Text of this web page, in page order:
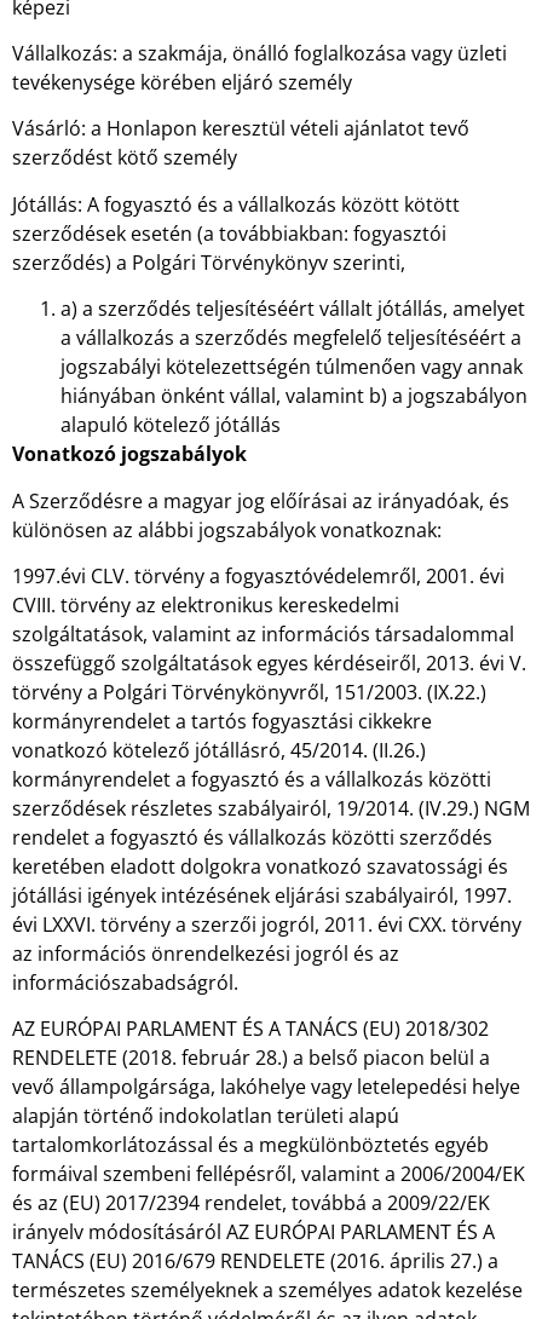
képezi
Vállalkozás: a szakmája, önálló foglalkozása vagy üzleti
tevékenysége körében eljáró személy
Vásárló: a Honlapon keresztül vételi ajánlatot tevő
szerződést kötő személy
Jótállás: A fogyasztó és a vállalkozás között kötött
szerződések esetén (a továbbiakban: fogyasztói
szerződés) a Polgári Törvénykönyv szerinti,
a) a szerződés teljesítéséért vállalt jótállás, amelyet
a vállalkozás a szerződés megfelelő teljesítéséért a
jogszabályi kötelezettségén túlmenően vagy annak
hiányában önként vállal, valamint b) a jogszabályon
alapuló kötelező jótállás
Vonatkozó jogszabályok
A Szerződésre a magyar jog előírásai az irányadóak, és
különösen az alábbi jogszabályok vonatkoznak:
1997.évi CLV. törvény a fogyasztóvédelemről, 2001. évi
CVIII. törvény az elektronikus kereskedelmi
szolgáltatások, valamint az információs társadalommal
összefüggő szolgáltatások egyes kérdéseiről, 2013. évi V.
törvény a Polgári Törvénykönyvről, 151/2003. (IX.22.)
kormányrendelet a tartós fogyasztási cikkekre
vonatkozó kötelező jótállásró, 45/2014. (II.26.)
kormányrendelet a fogyasztó és a vállalkozás közötti
szerződések részletes szabályairól, 19/2014. (IV.29.) NGM
rendelet a fogyasztó és vállalkozás közötti szerződés
keretében eladott dolgokra vonatkozó szavatossági és
jótállási igények intézésének eljárási szabályairól, 1997.
évi LXXVI. törvény a szerzői jogról, 2011. évi CXX. törvény
az információs önrendelkezési jogról és az
információszabadságról.
AZ EURÓPAI PARLAMENT ÉS A TANÁCS (EU) 2018/302
RENDELETE (2018. február 28.) a belső piacon belül a
vevő állampolgársága, lakóhelye vagy letelepedési helye
alapján történő indokolatlan területi alapú
tartalomkorlátozással és a megkülönböztetés egyéb
formáival szembeni fellépésről, valamint a 2006/2004/EK
és az (EU) 2017/2394 rendelet, továbbá a 2009/22/EK
irányelv módosításáról AZ EURÓPAI PARLAMENT ÉS A
TANÁCS (EU) 2016/679 RENDELETE (2016. április 27.) a
természetes személyeknek a személyes adatok kezelése